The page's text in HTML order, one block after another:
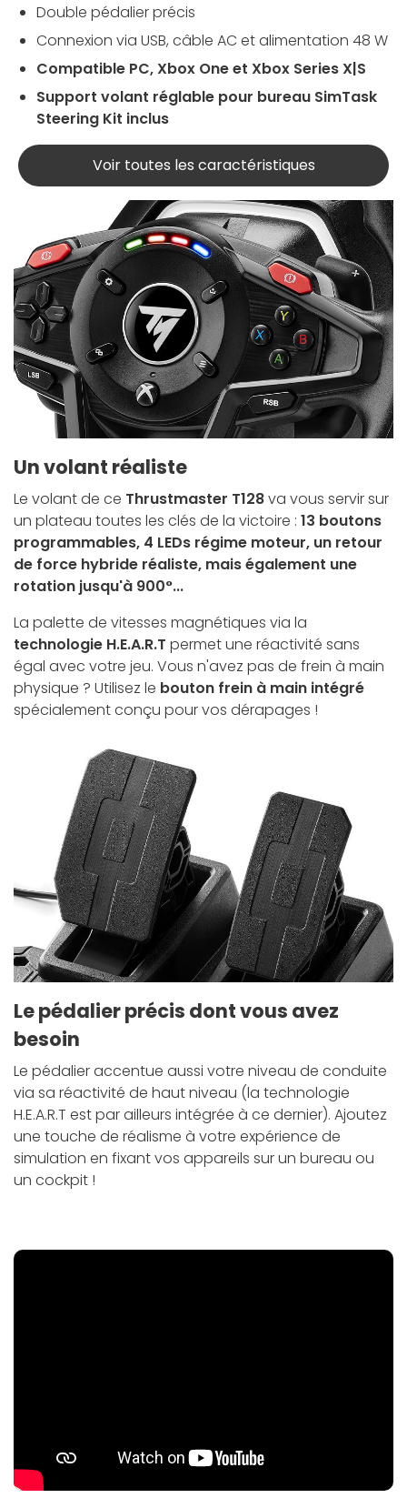
Double pédalier précis
Connexion via USB, câble AC et alimentation 48 W
Compatible PC, Xbox One et Xbox Series X|S
Support volant réglable pour bureau SimTask
Steering Kit inclus
Voir toutes les caractéristiques
Un volant réaliste
Le volant de ce Thrustmaster T128va vous servir sur
un plateau toutes les clés de la victoire : 13 boutons
programmables, 4 LEDs régime moteur, un retour
de force hybride réaliste, mais également une
rotation jusqu'à 900°...
La palette de vitesses magnétiques via la
technologie H.E.A.R.T permet une réactivité sans
égal avec votre jeu. Vous n'avez pas de frein à main
physique ? Utilisez le bouton frein à main intégré
spécialement conçu pour vos dérapages !
Le pédalier précis dont vous avez
besoin
Le pédalier accentue aussi votre niveau de conduite
via sa réactivité de haut niveau (la technologie
H.E.A.R.T est par ailleurs intégrée à ce dernier). Ajoutez
une touche de réalisme à votre expérience de
simulation en fixant vos appareils sur un bureau ou
un cockpit !